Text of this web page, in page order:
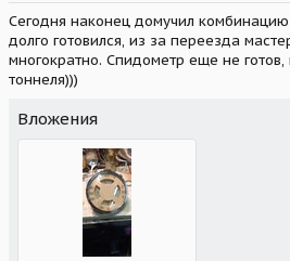
Сегодня наконец домучил
долго готовился, из за переезда
многократно. Спидометр еще не
тоннеля)))
Вложения